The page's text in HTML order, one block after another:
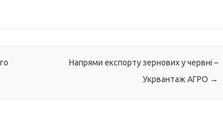
Напрями експорту зернових у червні –
Укрвантаж АГРО →